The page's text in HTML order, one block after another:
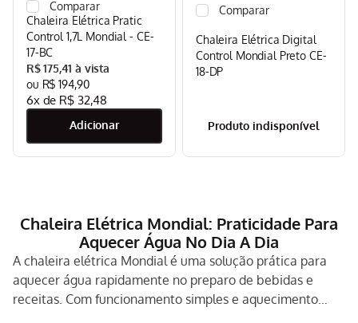
Chaleira Elétrica Pratic
Control 1,7L Mondial - CE-
17-BC
R$ 175,41
R$ 194,90
6x de R$ 32,48
Chaleira Elétrica Digital
Control Mondial Preto CE-
18-DP
Produto indisponível
Chaleira Elétrica Mondial: Praticidade Para
Aquecer Água No Dia A Dia
A chaleira elétrica Mondial é uma solução prática para
aquecer água rapidamente no preparo de bebidas e
receitas. Com funcionamento simples e aquecimento